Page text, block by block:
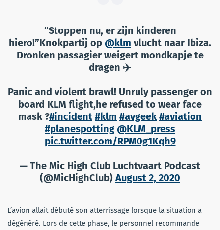
“Stoppen nu, er zijn kinderen
hiero!”Knokpartij op @klm vlucht naar Ibiza.
Dronken passagier weigert mondkapje te
dragen ✈️
Panic and violent brawl! Unruly passenger on
board KLM flight,he refused to wear face
mask ?#incident #klm #avgeek #aviation
#planespotting @KLM_press
pic.twitter.com/RPM0g1Kqh9
— The Mic High Club Luchtvaart Podcast
(@MicHighClub)August 2, 2020
L’avion allait débuté son atterrissage lorsque la situation a
dégénéré. Lors de cette phase, le personnel recommande